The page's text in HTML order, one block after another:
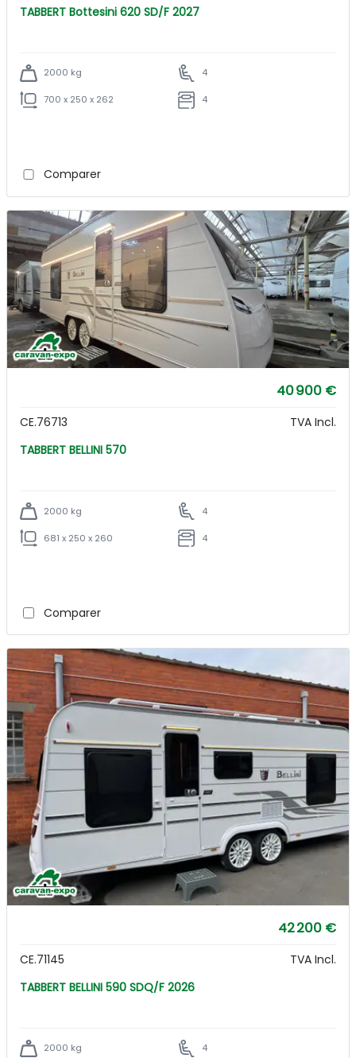
TABBERT Bottesini 620 SD/F 2027
2000 kg 4
700 x 250 x 262 4
Comparer
40 900 €
CE.76713
TVA Incl.
TABBERT BELLINI 570
2000 kg 4
681 x 250 x 260 4
Comparer
42 200 €
CE.71145
TVA Incl.
TABBERT BELLINI 590 SDQ/F 2026
2000 kg 4